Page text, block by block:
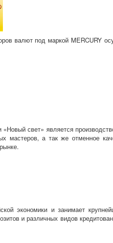
валют под маркой MERCURY
«Новый свет» является
мастеров, а так же отменное
экономики и занимает
и различных видов